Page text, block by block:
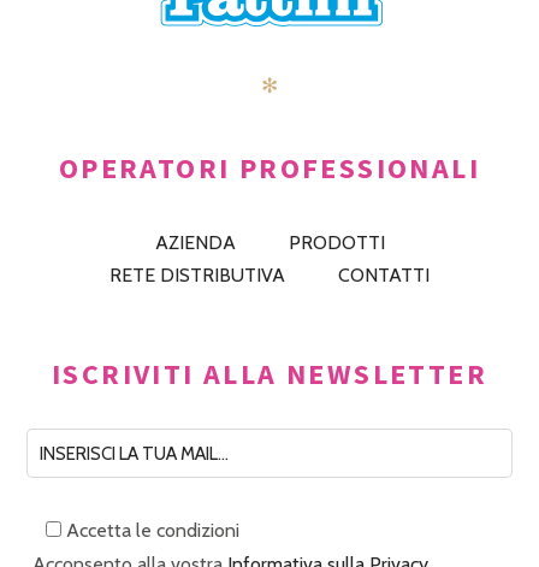
✻
OPERATORI PROFESSIONALI
AZIENDA
PRODOTTI
RETE DISTRIBUTIVA
CONTATTI
ISCRIVITI ALLA NEWSLETTER
Accetta le condizioni